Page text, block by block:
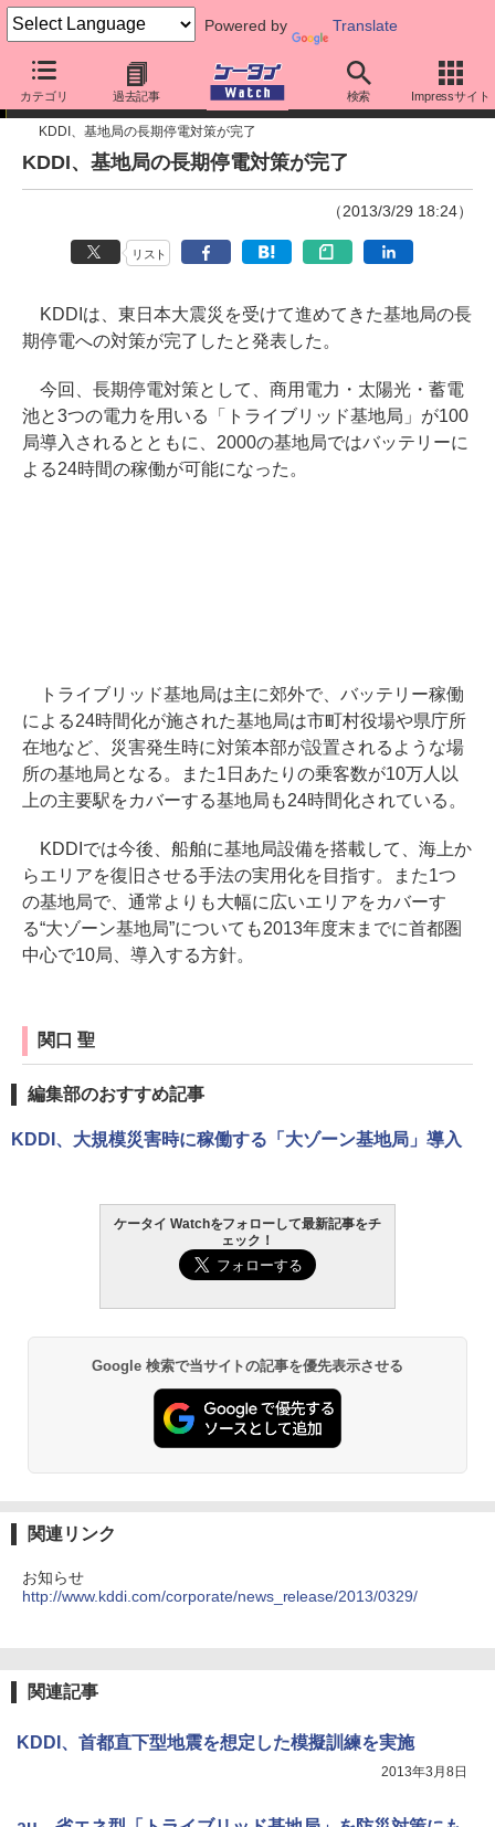
Powered by Translate
カテゴリ 過去記事 検索 Impressサイト
ニュース
KDDI、基地局の長期停電対策が完了
KDDI、基地局の長期停電対策が完了
（2013/3/29 18:24）
リスト
KDDIは、東日本大震災を受けて進めてきた基地局の長
期停電への対策が完了したと発表した。
今回、長期停電対策として、商用電力・太陽光・蓄電
池と3つの電力を用いる「トライブリッド基地局」が100
局導入されるとともに、2000の基地局ではバッテリーに
よる24時間の稼働が可能になった。
トライブリッド基地局は主に郊外で、バッテリー稼働
による24時間化が施された基地局は市町村役場や県庁所
在地など、災害発生時に対策本部が設置されるような場
所の基地局となる。また1日あたりの乗客数が10万人以
上の主要駅をカバーする基地局も24時間化されている。
KDDIでは今後、船舶に基地局設備を搭載して、海上か
らエリアを復旧させる手法の実用化を目指す。また1つ
の基地局で、通常よりも大幅に広いエリアをカバーす
る“大ゾーン基地局”についても2013年度末までに首都圏
中心で10局、導入する方針。
関口 聖
編集部のおすすめ記事
KDDI、大規模災害時に稼働する「大ゾーン基地局」導入
ケータイ Watchをフォローして最新記事をチ
ェック！
Google 検索で当サイトの記事を優先表示させる
関連リンク
お知らせ
http://www.kddi.com/corporate/news_release/2013/0329/
関連記事
KDDI、首都直下型地震を想定した模擬訓練を実施
2013年3月8日